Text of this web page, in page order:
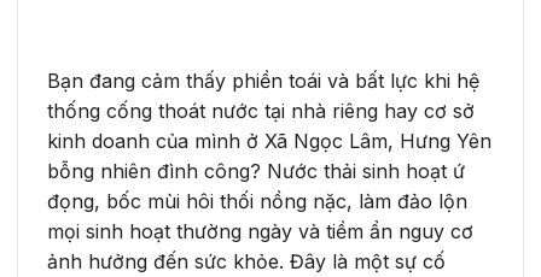
Bạn đang cảm thấy phiền toái và bất lực khi hệ
thống cống thoát nước tại nhà riêng hay cơ sở
kinh doanh của mình ở Xã Ngọc Lâm, Hưng Yên
bỗng nhiên đình công? Nước thải sinh hoạt ứ
đọng, bốc mùi hôi thối nồng nặc, làm đảo lộn
mọi sinh hoạt thường ngày và tiềm ẩn nguy cơ
ảnh hưởng đến sức khỏe. Đây là một sự cố